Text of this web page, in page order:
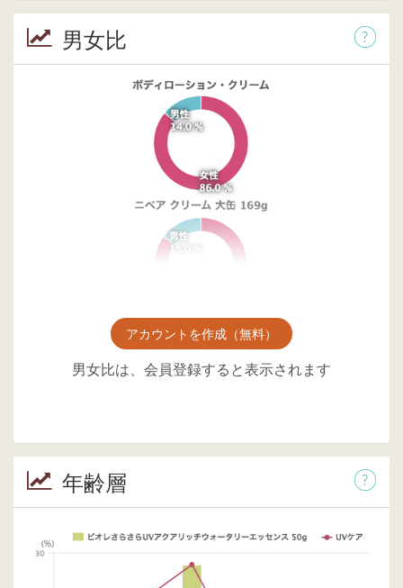
男女比
アカウントを作成（無料）
男女比は、会員登録すると表示されます
年齢層